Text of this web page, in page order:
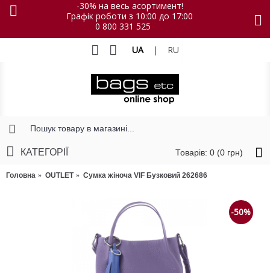
-30% на весь асортимент!
Графік роботи з 10:00 до 17:00
0 800 331 525
UA | RU
Товарів: 0 (0 грн)
КАТЕГОРІЇ
Головна OUTLET Сумка жіноча VIF Бузковий 262686
-50%